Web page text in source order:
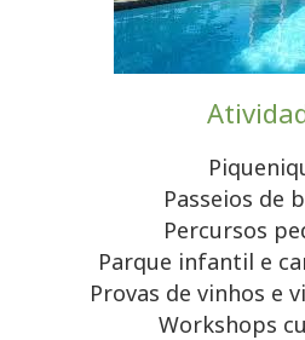
Passeios de
Percursos
Parque infantil e
Provas de vinhos e
Workshops